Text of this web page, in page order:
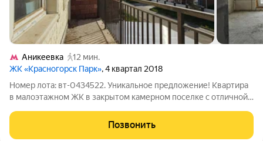
Аникеевка
12 мин.
ЖК «Красногорск Парк», 4 квартал 2018
Номер лота: вт-0434522. Уникальное предложение! Квартира
в малоэтажном ЖК в закрытом камерном поселке с отличной
транспорте, так и на авто. Квартира двухкомнатная (по факту -
с двумя
Позвонить